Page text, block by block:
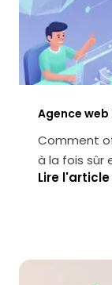
Agence
extranet
Comment
à la fois sûr
transformer
Lire l'article